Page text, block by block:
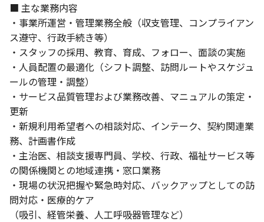
■ 主な業務内容
・事業所運営・管理業務全般（収支管理、コンプライアン
ス遵守、行政手続き等）
・スタッフの採用、教育、育成、フォロー、面談の実施
・人員配置の最適化（シフト調整、訪問ルートやスケジュ
ールの管理・調整）
・サービス品質管理および業務改善、マニュアルの策定・
更新
・新規利用希望者への相談対応、インテーク、契約関連業
務、計画書作成
・主治医、相談支援専門員、学校、行政、福祉サービス等
の関係機関との地域連携・窓口業務
・現場の状況把握や緊急時対応、バックアップとしての訪
問対応・医療的ケア
（吸引、経管栄養、人工呼吸器管理など）